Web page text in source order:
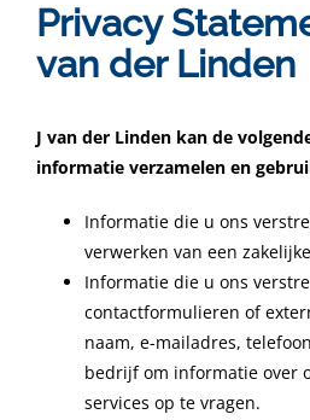
Privacy
van der Linden
J van der Linden kan de
informatie verzamelen en
Informatie die u ons
verwerken van een
Informatie die u ons
contactformulieren of
naam, e-mailadres,
bedrijf om informatie over
services op te vragen.